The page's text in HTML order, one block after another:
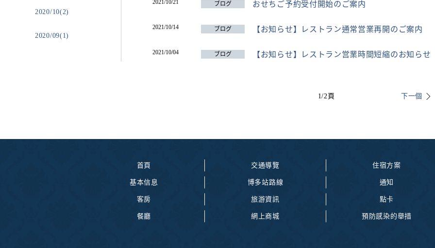
2020/10(2)
2020/09(1)
2021/10/21 ブログ おせちご予約受付開始のご案内
2021/10/14 ブログ 【お知らせ】レストラン通常営業再開のご案内
2021/10/04 ブログ 【お知らせ】レストラン営業時間短縮のお知らせ
1/2 頁 下一個
首頁
基本信息
客房
餐廳
交通導覽
博多站路線
旅游資訊
網上商城
住宿方案
通知
點卡
預防感染的舉措